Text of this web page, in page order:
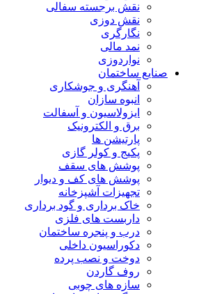
نقش برجسته سفالی
نقش دوزی
نگارگری
نمد مالی
نواردوزی
صنایع ساختمان
آهنگری و جوشکاری
انبوه سازان
ایزولاسیون و آسفالت
برق و الکترونیک
پارتیشن ها
پکیج و کولر گازی
پوشش های سقف
پوشش های کف و دیوار
تجهیزات آشپزخانه
خاک برداری و گود برداری
داربست های فلزی
درب و پنجره ساختمان
دکوراسیون داخلی
دوخت و نصب پرده
روف گاردن
سازه های چوبی